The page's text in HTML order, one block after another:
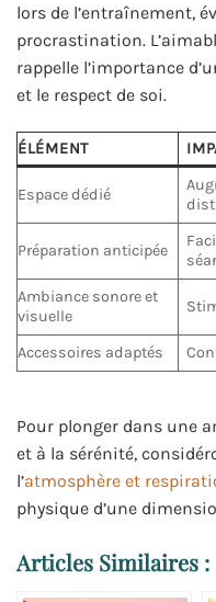
lors de l’entraînement,
procrastination.
rappelle l’importance
et le respect de soi.
ÉLÉMENT
Espace dédié
Préparation anticipée
Ambiance sonore et
visuelle
Accessoires adaptés
Pour plonger dans une
et à la sérénité,
l’atmosphère et
physique d’une
Articles Similaires :